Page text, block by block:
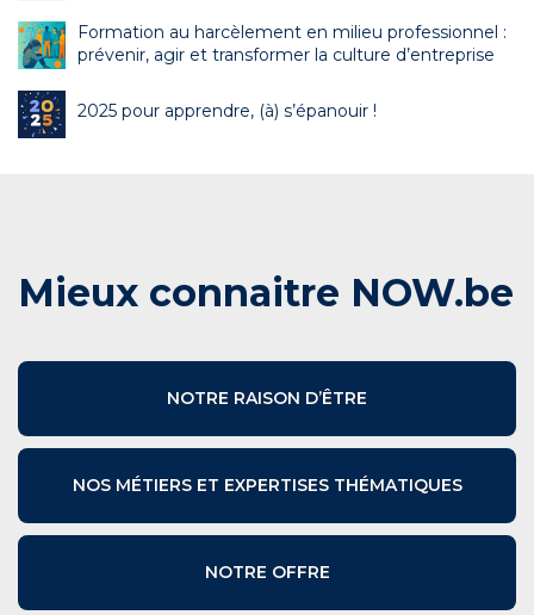
Formation au harcèlement en milieu professionnel :
prévenir, agir et transformer la culture d’entreprise
2025 pour apprendre, (à) s’épanouir !
Mieux connaitre NOW.be
NOTRE RAISON D’ÊTRE
NOS MÉTIERS ET EXPERTISES THÉMATIQUES
NOTRE OFFRE